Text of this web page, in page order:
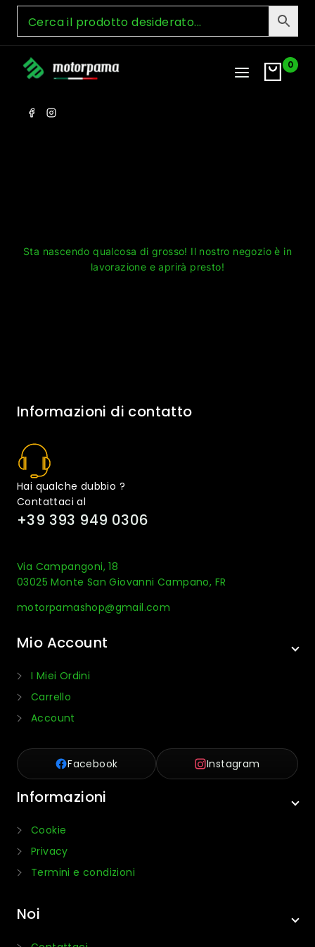
Skip
content
0
Sta nascendo qualcosa di grosso! Il nostro negozio è in
lavorazione e aprirà presto!
Informazioni di contatto
Hai qualche dubbio ?
Contattaci al
+39 393 949 0306
Via Campangoni, 18
03025 Monte San Giovanni Campano, FR
motorpamashop@gmail.com
Mio Account
I Miei Ordini
Carrello
Account
Facebook Instagram
Informazioni
Cookie
Privacy
Termini e condizioni
Noi